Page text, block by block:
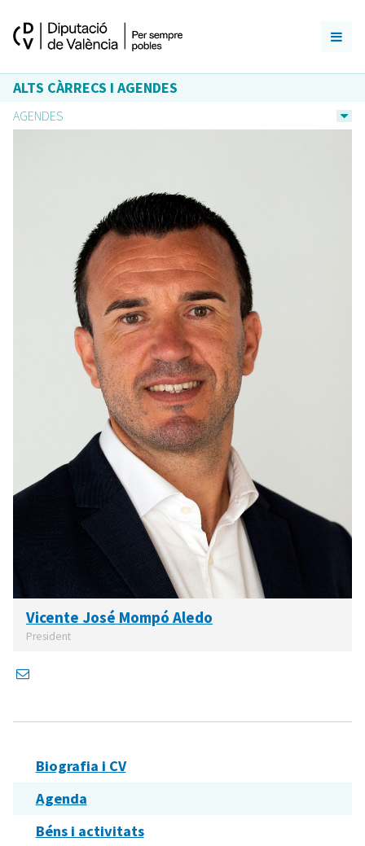
ALTS CÀRRECS I AGENDES
AGENDES
Vicente José Mompó Aledo
President
Biografia i CV
Agenda
Béns i activitats